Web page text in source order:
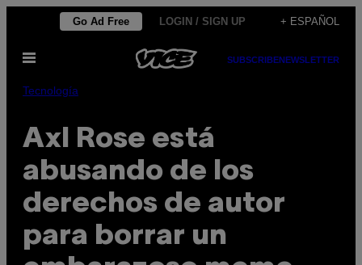
contenido
Go Ad Free LOGIN / SIGN UP + ESPAÑOL
Abrir
SUBSCRIBENEWSLETTER
Tecnología
Axl Rose está
abusando de los
derechos de autor
para borrar un